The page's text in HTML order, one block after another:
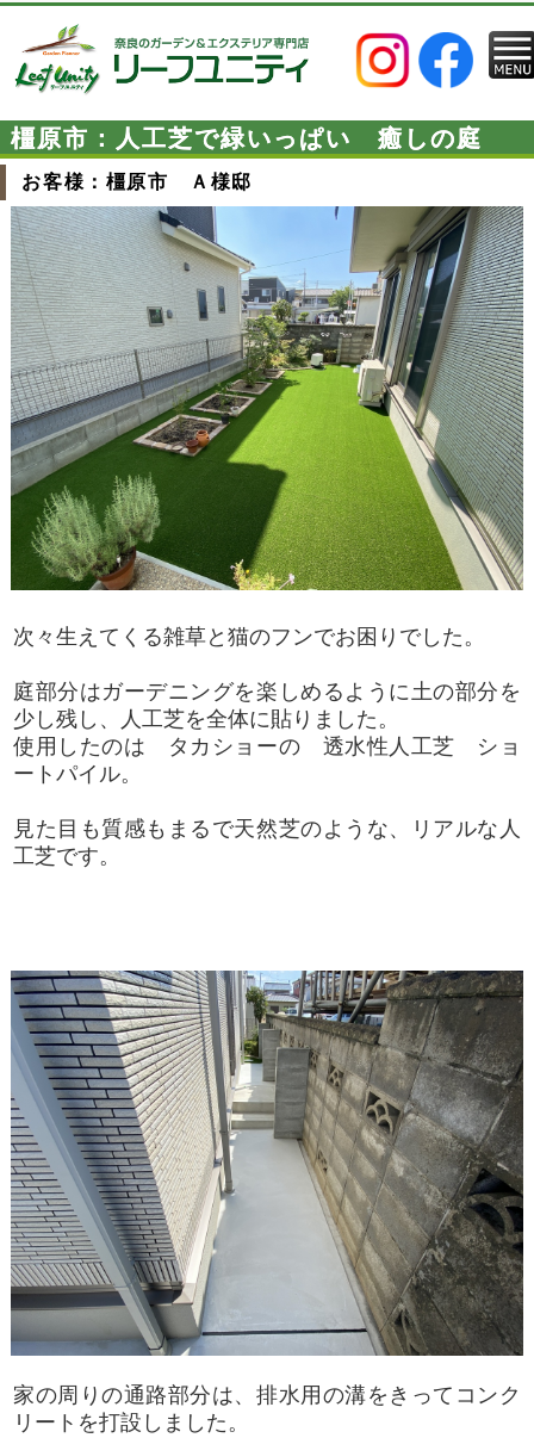
橿原市：人工芝で緑いっぱい 癒しの庭
お客様：橿原市 Ａ様邸
次々生えてくる雑草と猫のフンでお困りでした。
庭部分はガーデニングを楽しめるように土の部分を
少し残し、人工芝を全体に貼りました。
使用したのは タカショーの 透水性人工芝 ショ
ートパイル。
見た目も質感もまるで天然芝のような、リアルな人
工芝です。
家の周りの通路部分は、排水用の溝をきってコンク
リートを打設しました。